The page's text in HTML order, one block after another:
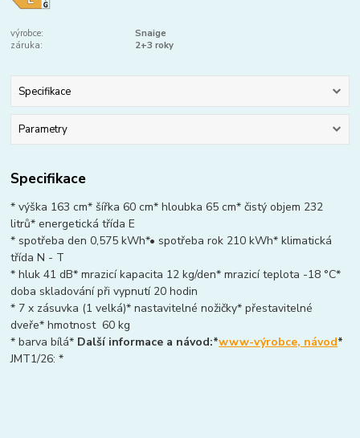
výrobce:
Snaige
záruka:
2+3 roky
Specifikace
Parametry
Specifikace
* výška 163 cm* šířka 60 cm* hloubka 65 cm* čistý objem 232
litrů* energetická třída E
* spotřeba den 0,575 kWh*• spotřeba rok 210 kWh* klimatická
třída N - T
* hluk 41 dB* mrazicí kapacita 12 kg/den* mrazicí teplota -18 °C*
doba skladování při vypnutí 20 hodin
* 7 x zásuvka (1 velká)* nastavitelné nožičky* přestavitelné
dveře* hmotnost 60 kg
* barva bílá* Další informace a návod:*www-výrobce, návod*
JMT1/26: *